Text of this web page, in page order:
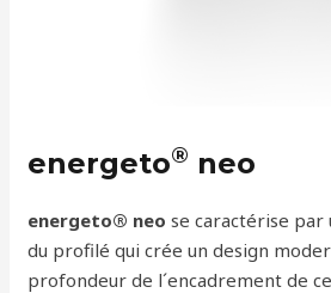
energeto® neo
energeto® neo se caractérise
du profilé qui crée un design
profondeur de l´encadrement de